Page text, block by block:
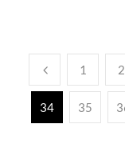
1 2
34 35